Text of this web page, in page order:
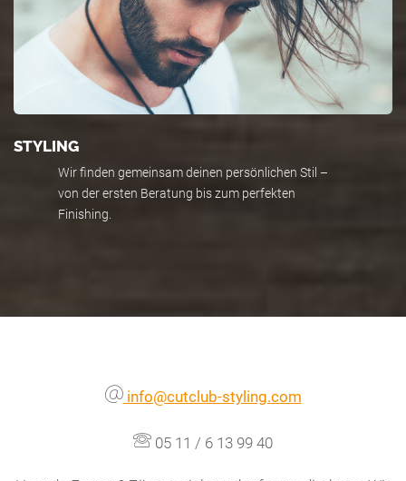
STYLING
Wir finden gemeinsam deinen persönlichen Stil –
von der ersten Beratung bis zum perfekten
Finishing.
info@cutclub-styling.com
05 11 / 6 13 99 40